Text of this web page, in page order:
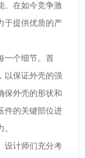
。在如今竞争激
于提供优质的产
一个细节。首
以保证外壳的强
保外壳的形状和
件的关键部位进
设计师们充分考